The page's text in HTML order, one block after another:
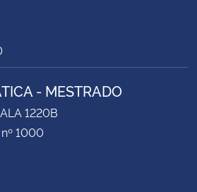
- MESTRADO
1220B
1000